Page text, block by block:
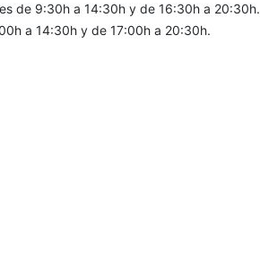
de 9:30h a 14:30h y de 16:30h a 20:30h.
a 14:30h y de 17:00h a 20:30h.